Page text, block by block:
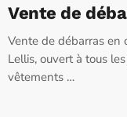
Vente de
Vente de débarras en
Lellis, ouvert à tous
vêtements …